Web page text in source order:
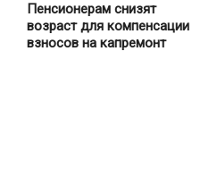
Пенсионерам снизят
возраст для компенсации
взносов на капремонт